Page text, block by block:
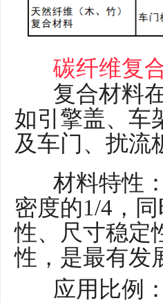
碳纤维复
复合材料在
如引擎盖、车
及车门、扰流
材料特性：
密度的1/4，
性、尺寸稳定
性，是最有发
应用比例：